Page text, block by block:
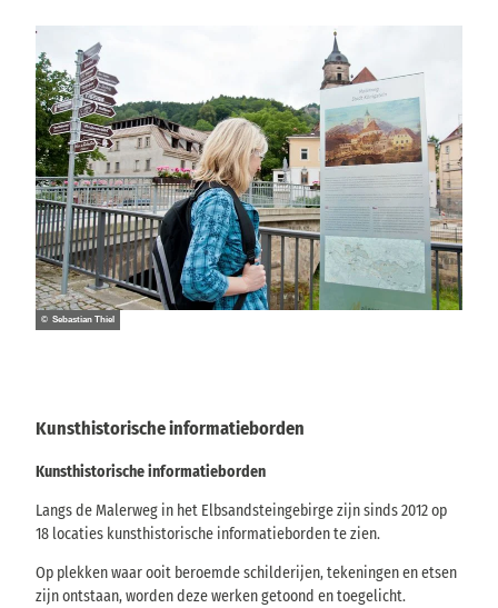
© Sebastian Thiel
Kunsthistorische informatieborden
Kunsthistorische informatieborden
Langs de Malerweg in het Elbsandsteingebirge zijn sinds 2012 op
18 locaties kunsthistorische informatieborden te zien.
Op plekken waar ooit beroemde schilderijen, tekeningen en etsen
zijn ontstaan, worden deze werken getoond en toegelicht.